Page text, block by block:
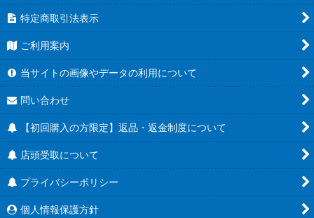
特定商取引法表示
ご利用案内
当サイトの画像やデータの利用について
問い合わせ
【初回購入の方限定】返品・返金制度について
店頭受取について
プライバシーポリシー
個人情報保護方針